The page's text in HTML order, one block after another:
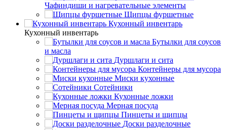
Чафиндиши и нагревательные элементы
Щипцы фуршетные
Кухонный инвентарь
Кухонный инвентарь
Бутылки для соусов
и масла
Дуршлаги и сита
Контейнеры для мусора
Миски кухонные
Сотейники
Кухонные ложки
Мерная посуда
Пинцеты и щипцы
Доски разделочные